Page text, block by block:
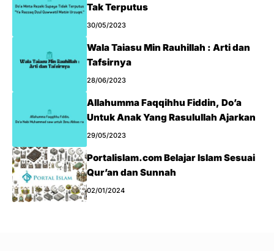
Tak Terputus
30/05/2023
Wala Taiasu Min Rauhillah : Arti dan
Tafsirnya
28/06/2023
Allahumma Faqqihhu Fiddin, Do’a
Untuk Anak Yang Rasulullah Ajarkan
29/05/2023
Portalislam.com Belajar Islam Sesuai
Qur’an dan Sunnah
02/01/2024